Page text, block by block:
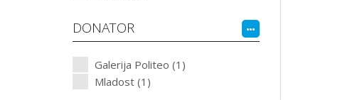
DONATOR
Galerija Politeo (1)
Mladost (1)